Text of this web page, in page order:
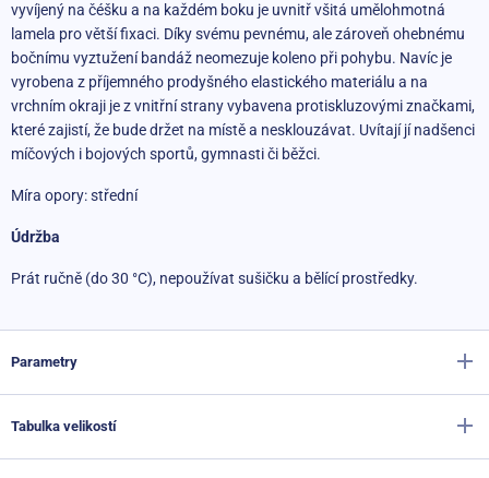
vyvíjený na čéšku a na každém boku je uvnitř všitá umělohmotná
lamela pro větší fixaci. Díky svému pevnému, ale zároveň ohebnému
bočnímu vyztužení bandáž neomezuje koleno při pohybu. Navíc je
vyrobena z příjemného prodyšného elastického materiálu a na
vrchním okraji je z vnitřní strany vybavena protiskluzovými značkami,
které zajistí, že bude držet na místě a nesklouzávat. Uvítají jí nadšenci
míčových i bojových sportů, gymnasti či běžci.
Míra opory: střední
Údržba
Prát ručně (do 30 °C), nepoužívat sušičku a bělící prostředky.
Parametry
Tabulka velikostí